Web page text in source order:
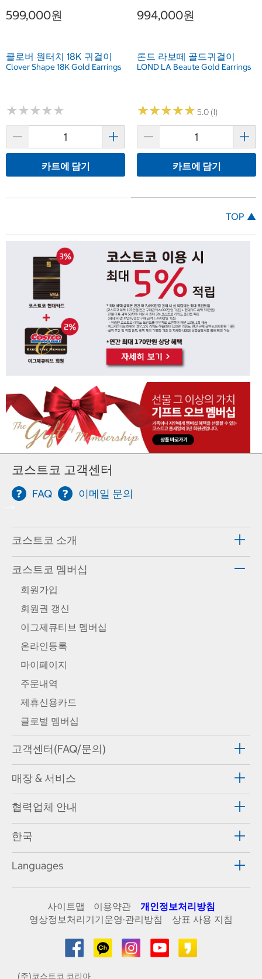
599,000원
클로버 원터치 18K 귀걸이
Clover Shape 18K Gold Earrings
★★★★★
★★★★★
카트에 담기
994,000원
론드 라보떼 골드귀걸이
LOND LA Beaute Gold Earrings
★★★★★
★★★★★ 5.0 (1)
카트에 담기
TOP ▲
코스트코 고객센터
FAQ 이메일 문의
코스트코 소개
코스트코 멤버십
회원가입
회원권 갱신
이그제큐티브 멤버십
온라인등록
마이페이지
주문내역
제휴신용카드
글로벌 멤버십
고객센터(FAQ/문의)
매장 & 서비스
협력업체 안내
한국
Languages
사이트맵 이용약관
개인정보처리방침
영상정보처리기기운영·관리방침
상표 사용 지침
(주)코스트코 코리아